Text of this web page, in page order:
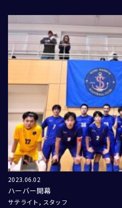
2023.06.02
ハーバー開幕
サテライト スタッフ